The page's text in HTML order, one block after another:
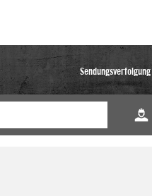
Sendungsverfolgung